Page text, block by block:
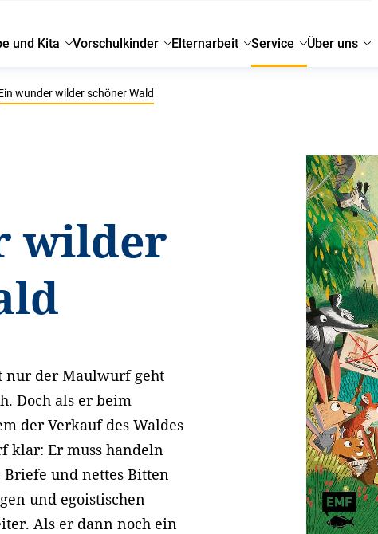
und Kita Vorschulkinder Elternarbeit Service Über uns
wunder wilder schöner Wald
wilder
nur der Maulwurf geht
Doch als er beim
der Verkauf des Waldes
klar: Er muss handeln
und nettes Bitten
und egoistischen
Als er dann noch ein